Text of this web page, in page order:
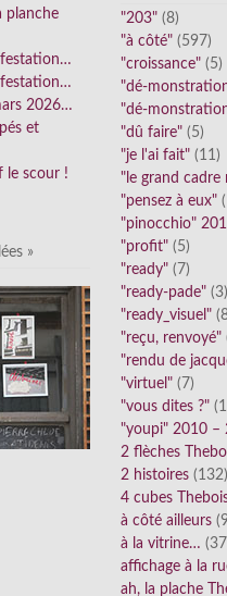
planche
2026…
et
le scour !
»
"203" (8)
"à côté" (597)
"croissance" (5)
"dé-
"dé-
"dû faire" (5)
"je l'ai fait" (11)
"le grand cadre
"pensez à eux"
"pinocchio"
"profit" (5)
"ready" (7)
"ready-pade" (3)
"ready_visuel"
"reçu, renvoyé"
"rendu de
"virtuel" (7)
"vous dites ?"
"youpi" 2010 –
2 flèches
2 histoires (132)
4 cubes
à côté ailleurs
à la vitrine…
affichage à la
ah, la plache